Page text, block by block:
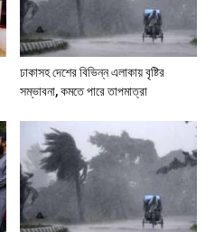
ঢাকাসহ দেশের বিভিন্ন এলাকায় বৃষ্টির
সম্ভাবনা, কমতে পারে তাপমাত্রা